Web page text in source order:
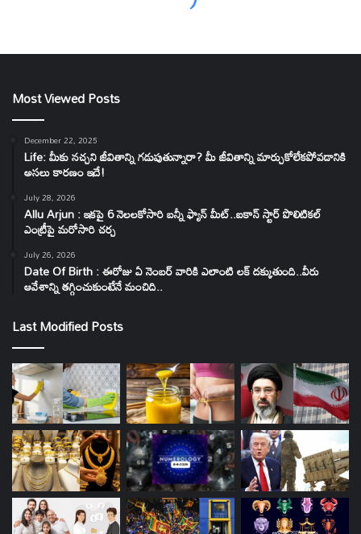
Most Viewed Posts
December 22, 2025
Life: మీకు నచ్చని జీవితాన్ని గడుపుతున్నారా? మీ జీవితాన్ని మార్చుకోలేకపోవడానికి
అసలు కారణం ఇదే!
July 28, 2026
Allu Arjun : ఇకపై 6 నెలలకోసారి బన్నీ ఫ్యాన్ మీట్..ఐకాన్ స్టార్ పొలిటికల్
ఎంట్రీపై మరోసారి చర్చ
July 26, 2026
Date Of Birth : ఈరోజు ఏ నెంబర్ వారికి ఎలాంటి లక్ దక్కుతుంది..వీరు
ఆవేశాన్ని తగ్గించుకుంటేనే మంచిది..
Last Modified Posts